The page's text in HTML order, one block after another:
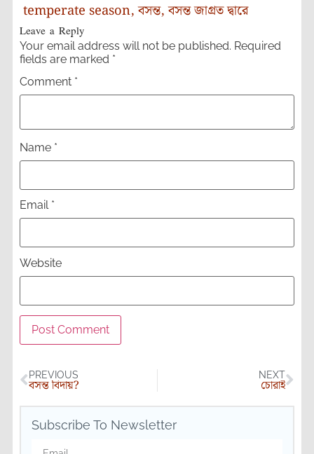
temperate season,বসন্ত,বসন্ত জাগ্রত দ্বারে
Leave a Reply
Your email address will not be published. Required
fields are marked *
Comment *
Name *
Email *
Website
PREVIOUS
বসন্ত বিদায়?
NEXT
চোরাই
Subscribe To Newsletter